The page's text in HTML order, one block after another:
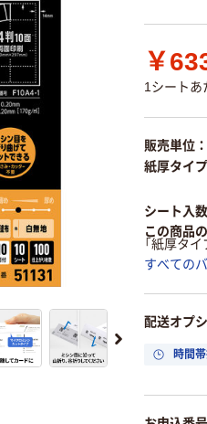
￥
1シートあ
販売単位：
紙厚タイプ
シート入数
この商品
「紙厚タイ
すべての
配送オプ
時間